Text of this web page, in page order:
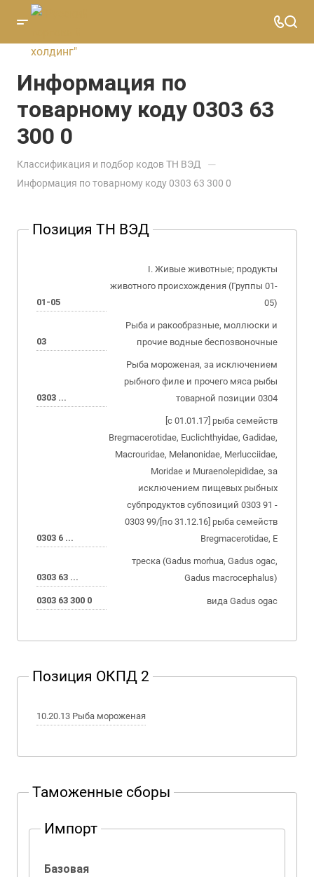
Информация по
товарному коду 0303 63
300 0
Классификация и подбор кодов ТН ВЭД —
Информация по товарному коду 0303 63 300 0
Позиция ТН ВЭД
01-05
I. Живые животные; продукты
животного происхождения (Группы 01-
05)
03
Рыба и ракообразные, моллюски и
прочие водные беспозвоночные
0303 ...
Рыба мороженая, за исключением
рыбного филе и прочего мяса рыбы
товарной позиции 0304
0303 6 ...
[с 01.01.17] рыба семейств
Bregmacerotidae, Euclichthyidae, Gadidae,
Macrouridae, Melanonidae, Merlucciidae,
Moridae и Muraenolepididae, за
исключением пищевых рыбных
субпродуктов субпозиций 0303 91 -
0303 99/[по 31.12.16] рыба семейств
Bregmacerotidae, E
0303 63 ...
треска (Gadus morhua, Gadus ogac,
Gadus macrocephalus)
0303 63 300 0 вида Gadus ogac
Позиция ОКПД 2
10.20.13 Рыба мороженая
Таможенные сборы
Импорт
Базовая